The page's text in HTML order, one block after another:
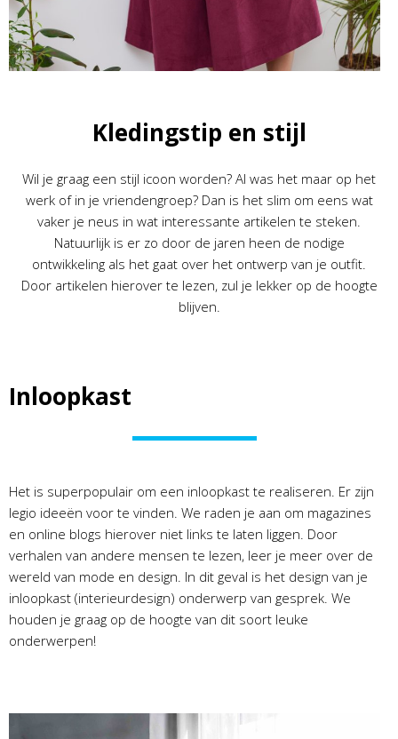
Kledingstip en stijl
Wil je graag een stijl icoon worden? Al was het maar op het
werk of in je vriendengroep? Dan is het slim om eens wat
vaker je neus in wat interessante artikelen te steken.
Natuurlijk is er zo door de jaren heen de nodige
ontwikkeling als het gaat over het ontwerp van je outfit.
Door artikelen hierover te lezen, zul je lekker op de hoogte
blijven.
Inloopkast
Het is superpopulair om een inloopkast te realiseren. Er zijn
legio ideeën voor te vinden. We raden je aan om magazines
en online blogs hierover niet links te laten liggen. Door
verhalen van andere mensen te lezen, leer je meer over de
wereld van mode en design. In dit geval is het design van je
inloopkast (interieurdesign) onderwerp van gesprek. We
houden je graag op de hoogte van dit soort leuke
onderwerpen!